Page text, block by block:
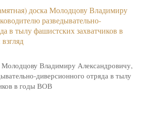
Молодцову Владимиру Александровичу,
диверсионного отряда в тылу
в годы ВОВ